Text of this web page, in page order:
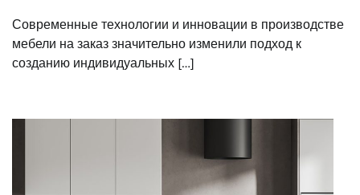
Современные технологии и инновации в производстве
мебели на заказ значительно изменили подход к
созданию индивидуальных […]